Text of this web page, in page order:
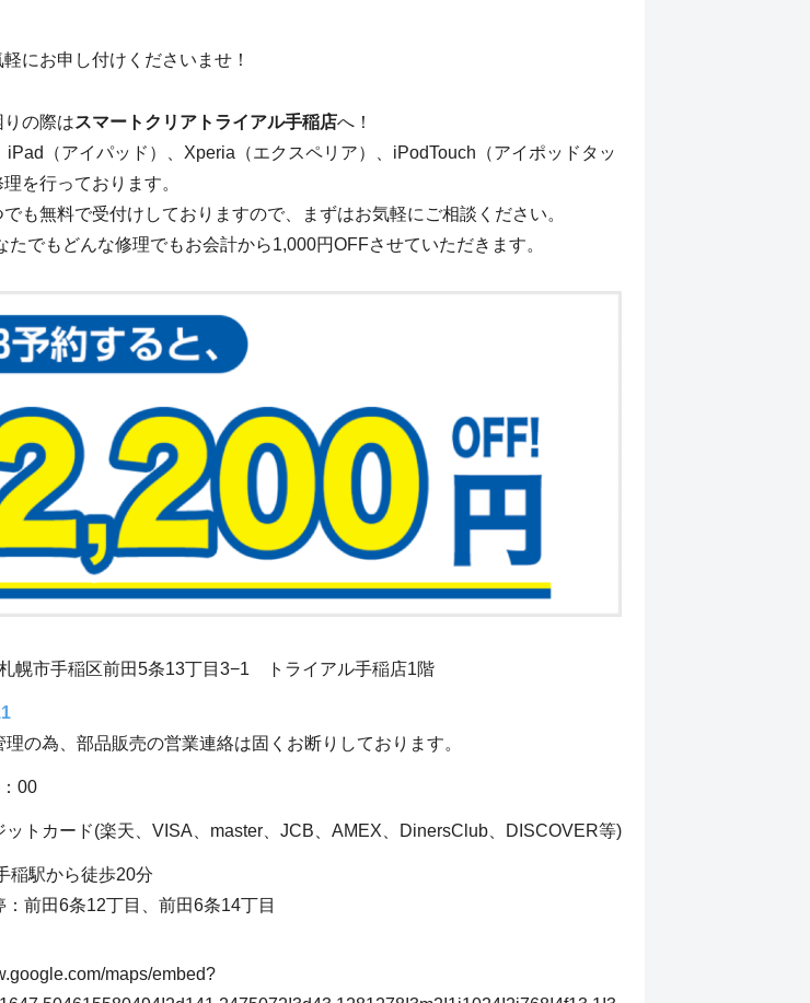
にお申し付けくださいませ！
の際はスマートクリアトライアル手稲店へ！
（アイパッド）、Xperia（エクスペリア）、iPodTouch（アイポッドタッ
を行っております。
も無料で受付けしておりますので、まずはお気軽にご相談ください。
でもどんな修理でもお会計から1,000円OFFさせていただきます。
幌市手稲区前田5条13丁目3−1 トライアル手稲店1階
の為、部品販売の営業連絡は固くお断りしております。
00
ットカード(楽天、VISA、master、JCB、AMEX、DinersClub、DISCOVER等)、paypay、楽天pay
稲駅から徒歩20分
：前田6条12丁目、前田6条14丁目
maps/embed?